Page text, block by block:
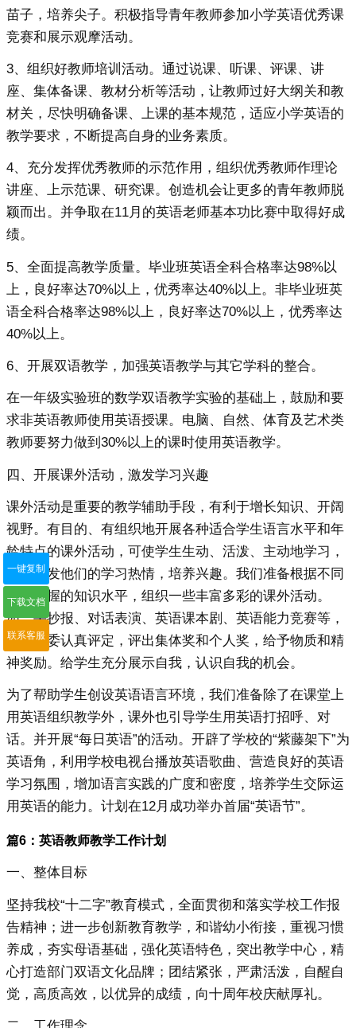
苗子，培养尖子。积极指导青年教师参加小学英语优秀课
竞赛和展示观摩活动。
3、组织好教师培训活动。通过说课、听课、评课、讲
座、集体备课、教材分析等活动，让教师过好大纲关和教
材关，尽快明确备课、上课的基本规范，适应小学英语的
教学要求，不断提高自身的业务素质。
4、充分发挥优秀教师的示范作用，组织优秀教师作理论
讲座、上示范课、研究课。创造机会让更多的青年教师脱
颖而出。并争取在11月的英语老师基本功比赛中取得好成
绩。
5、全面提高教学质量。毕业班英语全科合格率达98%以
上，良好率达70%以上，优秀率达40%以上。非毕业班英
语全科合格率达98%以上，良好率达70%以上，优秀率达
40%以上。
6、开展双语教学，加强英语教学与其它学科的整合。
在一年级实验班的数学双语教学实验的基础上，鼓励和要
求非英语教师使用英语授课。电脑、自然、体育及艺术类
教师要努力做到30%以上的课时使用英语教学。
四、开展课外活动，激发学习兴趣
课外活动是重要的教学辅助手段，有利于增长知识、开阔
视野。有目的、有组织地开展各种适合学生语言水平和年
龄特点的课外活动，可使学生生动、活泼、主动地学习，
可以激发他们的学习热情，培养兴趣。我们准备根据不同
年级掌握的知识水平，组织一些丰富多彩的课外活动。
如：手抄报、对话表演、英语课本剧、英语能力竞赛等，
组织评委认真评定，评出集体奖和个人奖，给予物质和精
神奖励。给学生充分展示自我，认识自我的机会。
为了帮助学生创设英语语言环境，我们准备除了在课堂上
用英语组织教学外，课外也引导学生用英语打招呼、对
话。并开展“每日英语”的活动。开辟了学校的“紫藤架下”为
英语角，利用学校电视台播放英语歌曲、营造良好的英语
学习氛围，增加语言实践的广度和密度，培养学生交际运
用英语的能力。计划在12月成功举办首届“英语节”。
篇6：英语教师教学工作计划
一、整体目标
坚持我校“十二字”教育模式，全面贯彻和落实学校工作报
告精神；进一步创新教育教学，和谐幼小衔接，重视习惯
养成，夯实母语基础，强化英语特色，突出教学中心，精
心打造部门双语文化品牌；团结紧张，严肃活泼，自醒自
觉，高质高效，以优异的成绩，向十周年校庆献厚礼。
一键复制
下载文档
联系客服